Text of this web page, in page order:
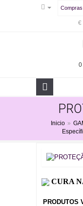
Compras
€
0
Inicio »
CURA
PRODUTOS